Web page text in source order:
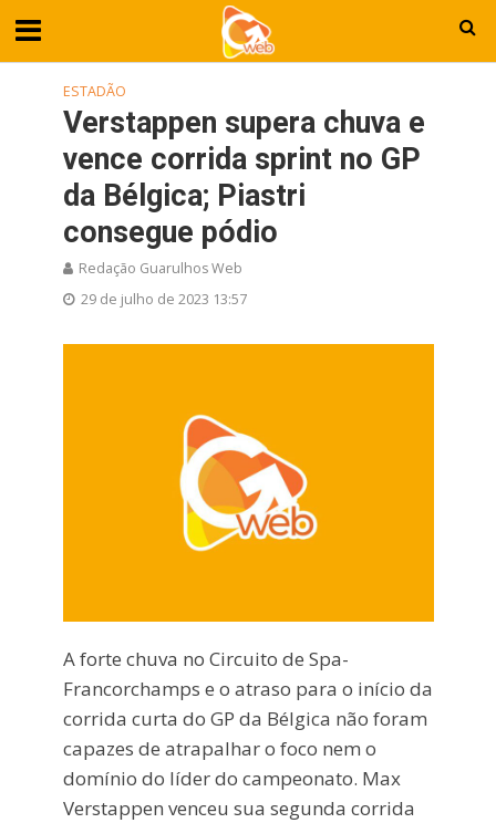
ESTADÃO
Verstappen supera chuva e
vence corrida sprint no GP
da Bélgica; Piastri
consegue pódio
Redação Guarulhos Web
29 de julho de 2023 13:57
A forte chuva no Circuito de Spa-
Francorchamps e o atraso para o início da
corrida curta do GP da Bélgica não foram
capazes de atrapalhar o foco nem o
domínio do líder do campeonato. Max
Verstappen venceu sua segunda corrida